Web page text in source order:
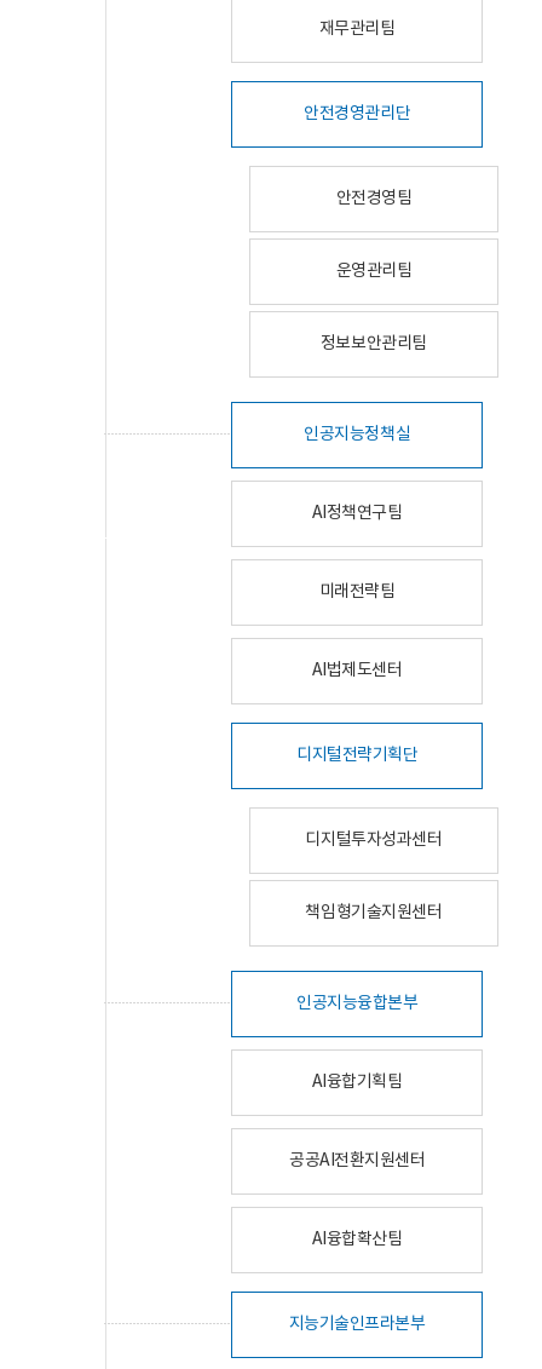
재무관리팀
안전경영관리단
안전경영팀
운영관리팀
정보보안관리팀
인공지능정책실
AI정책연구팀
미래전략팀
AI법제도센터
디지털전략기획단
디지털투자성과센터
책임형기술지원센터
인공지능융합본부
AI융합기획팀
공공AI전환지원센터
AI융합확산팀
지능기술인프라본부